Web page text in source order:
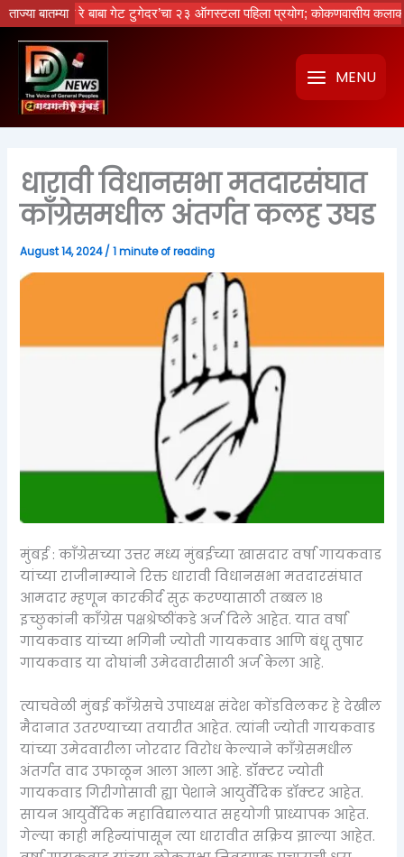
ताज्या बातम्या
नको रे बाबा गेट टुगेदर’चा २३ ऑगस्टला पहिला प्रयोग; कोकणवासीय कलाकारांची
Skip
to
content
MENU
धारावी विधानसभा मतदारसंघात
काँग्रेसमधील अंतर्गत कलह उघड
August 14, 2024/1 minute of reading
मुंबई : काँग्रेसच्या उत्तर मध्य मुंबईच्या खासदार वर्षा गायकवाड
यांच्या राजीनाम्याने रिक्त धारावी विधानसभा मतदारसंघात
आमदार म्हणून कारकीर्द सुरू करण्यासाठी तब्बल १८
इच्छुकांनी काँग्रेस पक्षश्रेष्ठींकडे अर्ज दिले आहेत. यात वर्षा
गायकवाड यांच्या भगिनी ज्योती गायकवाड आणि बंधू तुषार
गायकवाड या दोघांनी उमेदवारीसाठी अर्ज केला आहे.
त्याचवेळी मुंबई काँग्रेसचे उपाध्यक्ष संदेश कोंडविलकर हे देखील
मैदानात उतरण्याच्या तयारीत आहेत. त्यांनी ज्योती गायकवाड
यांच्या उमेदवारीला जोरदार विरोध केल्याने काँग्रेसमधील
अंतर्गत वाद उफाळून आला आला आहे. डॉक्टर ज्योती
गायकवाड गिरीगोसावी ह्या पेशाने आयुर्वेदिक डॉक्टर आहेत.
सायन आयुर्वेदिक महाविद्यालयात सहयोगी प्राध्यापक आहेत.
गेल्या काही महिन्यांपासून त्या धारावीत सक्रिय झाल्या आहेत.